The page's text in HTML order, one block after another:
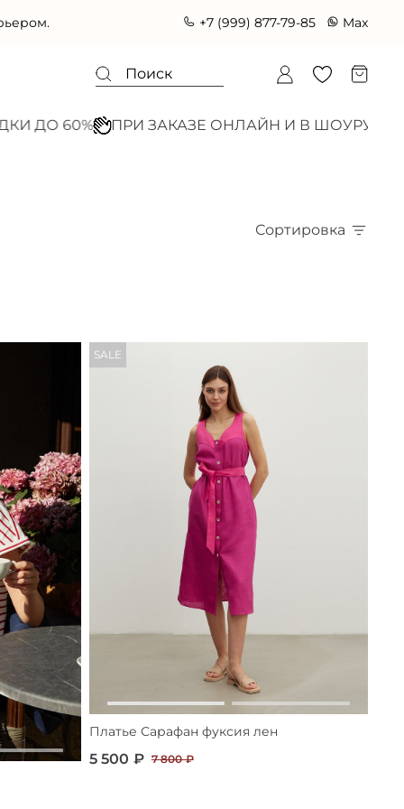
+7 (999) 877-79-85 Max
ПРИ ЗАКАЗЕ ОНЛАЙН И В ШОУРУМЕ Москва,
Сортировка
Платье Сарафан фуксия лен
5 500 ₽ 7 800 ₽
SALE